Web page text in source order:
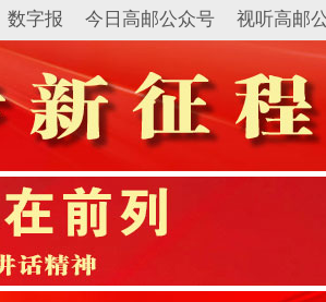
数字报 今日高邮公众号 视听高邮